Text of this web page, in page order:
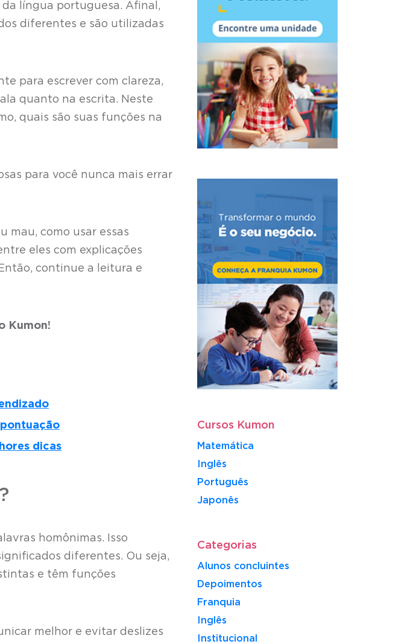
língua portuguesa. Afinal,
diferentes e são utilizadas
para escrever com clareza,
quanto na escrita. Neste
quais são suas funções na
para você nunca mais errar
mau, como usar essas
eles com explicações
continue a leitura e
Kumon!
dicas
homônimas. Isso
diferentes. Ou seja,
e têm funções
melhor e evitar deslizes
Cursos Kumon
Matemática
Inglês
Português
​Japonês
Categorias
Alunos concluintes
Depoimentos
Franquia
Inglês
Institucional